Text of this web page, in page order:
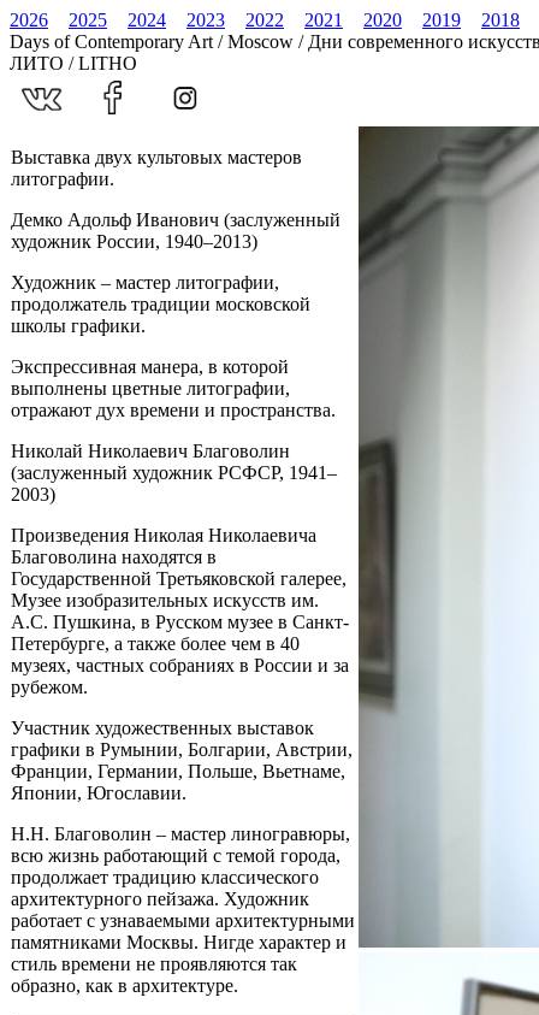
2026 2025 2024 2023 2022 2021 2020 2019
2018
Days of Contemporary Art / Moscow / Дни современного
ЛИТО / LITHO
Выставка двух культовых мастеров
литографии.
Демко Адольф Иванович (заслуженный
художник России, 1940–2013)
Художник – мастер литографии,
продолжатель традиции московской
школы графики.
Экспрессивная манера, в которой
выполнены цветные литографии,
отражают дух времени и пространства.
Николай Николаевич Благоволин
(заслуженный художник РСФСР, 1941–
2003)
Произведения Николая Николаевича
Благоволина находятся в
Государственной Третьяковской галерее,
Музее изобразительных искусств им.
А.С. Пушкина, в Русском музее в Санкт-
Петербурге, а также более чем в 40
музеях, частных собраниях в России и за
рубежом.
Участник художественных выставок
графики в Румынии, Болгарии, Австрии,
Франции, Германии, Польше, Вьетнаме,
Японии, Югославии.
Н.Н. Благоволин – мастер линогравюры,
всю жизнь работающий с темой города,
продолжает традицию классического
архитектурного пейзажа. Художник
работает с узнаваемыми архитектурными
памятниками Москвы. Нигде характер и
стиль времени не проявляются так
образно, как в архитектуре.